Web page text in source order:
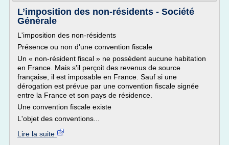
L’imposition des non-résidents - Société
Générale
L'imposition des non-résidents
Présence ou non d'une convention fiscale
Un « non-résident fiscal » ne possèdent aucune habitation
en France. Mais s'il perçoit des revenus de source
française, il est imposable en France. Sauf si une
dérogation est prévue par une convention fiscale signée
entre la France et son pays de résidence.
Une convention fiscale existe
L'objet des conventions...
Lire la suite